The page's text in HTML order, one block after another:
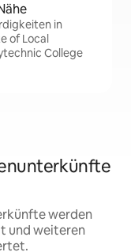
in
of Local
College
werden
und weiteren